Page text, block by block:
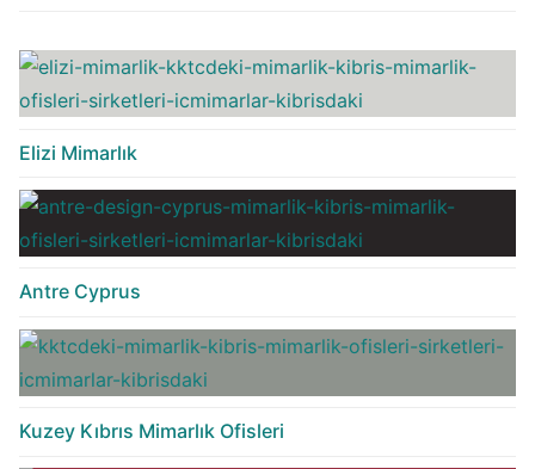
Elizi Mimarlık
Antre Cyprus
Kuzey Kıbrıs Mimarlık Ofisleri